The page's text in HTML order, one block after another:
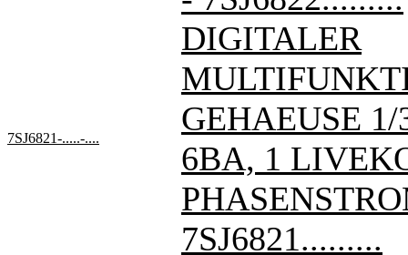
7SJ6821-.....-....
DIGITALER
GEHAEUSE
6BA, 1
7SJ6821.........